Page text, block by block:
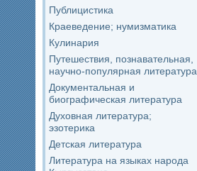
Публицистика
Краеведение; нумизматика
Кулинария
Путешествия, познавательная,
научно-популярная литература
Документальная и
биографическая литература
Духовная литература;
эзотерика
Детская литература
Литература на языках народа